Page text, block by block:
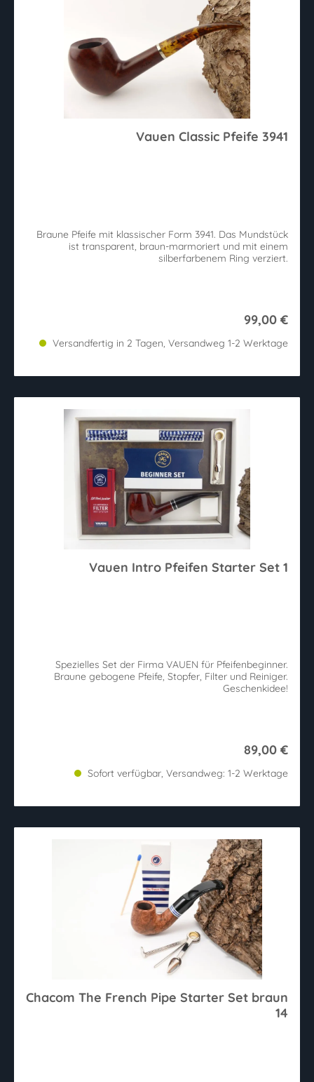
Vauen Classic Pfeife 3941
Braune Pfeife mit klassischer Form 3941. Das Mundstück
ist transparent, braun-marmoriert und mit einem
silberfarbenem Ring verziert.
99,00 €
Versandfertig in 2 Tagen, Versandweg 1-2 Werktage
Vauen Intro Pfeifen Starter Set 1
Spezielles Set der Firma VAUEN für Pfeifenbeginner.
Braune gebogene Pfeife, Stopfer, Filter und Reiniger.
Geschenkidee!
89,00 €
Sofort verfügbar, Versandweg: 1-2 Werktage
Chacom The French Pipe Starter Set braun
14